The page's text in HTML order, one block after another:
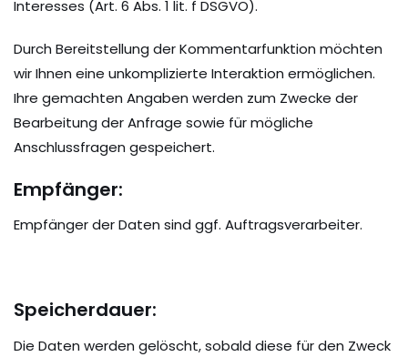
Interesses (Art. 6 Abs. 1 lit. f DSGVO).
Durch Bereitstellung der Kommentarfunktion möchten
wir Ihnen eine unkomplizierte Interaktion ermöglichen.
Ihre gemachten Angaben werden zum Zwecke der
Bearbeitung der Anfrage sowie für mögliche
Anschlussfragen gespeichert.
Empfänger:
Empfänger der Daten sind ggf. Auftragsverarbeiter.
Speicherdauer:
Die Daten werden gelöscht, sobald diese für den Zweck